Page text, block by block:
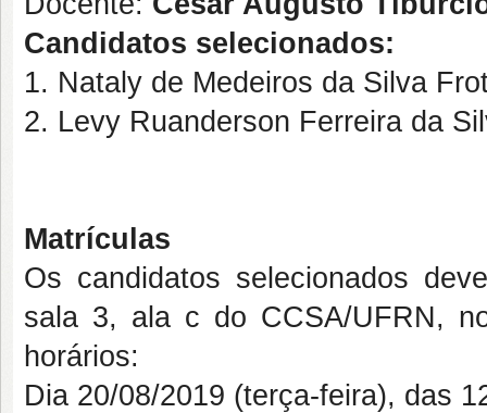
Candidatos selecionados:
1. Nataly de Medeiros da Silva
2. Levy Ruanderson Ferreira da
Matrículas
Os candidatos selecionados
sala 3, ala c do CCSA/UFRN,
horários:
Dia 20/08/2019 (terça-feira), das